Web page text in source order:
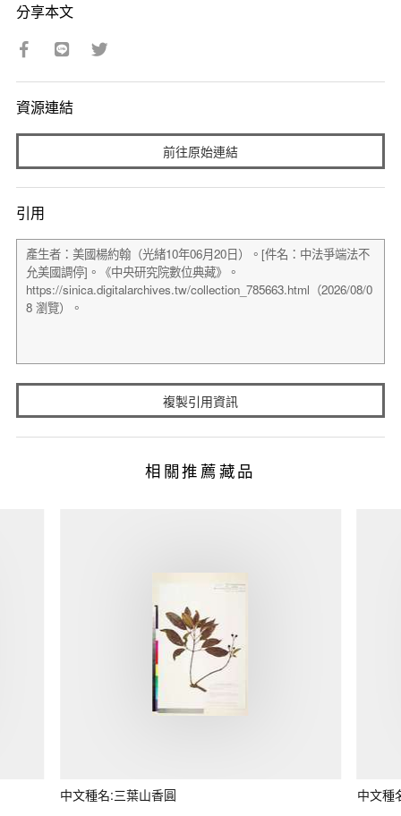
分享本文
資源連結
前往原始連結
引用
複製引用資訊
相關推薦藏品
中文種名:三葉山香圓 中文種